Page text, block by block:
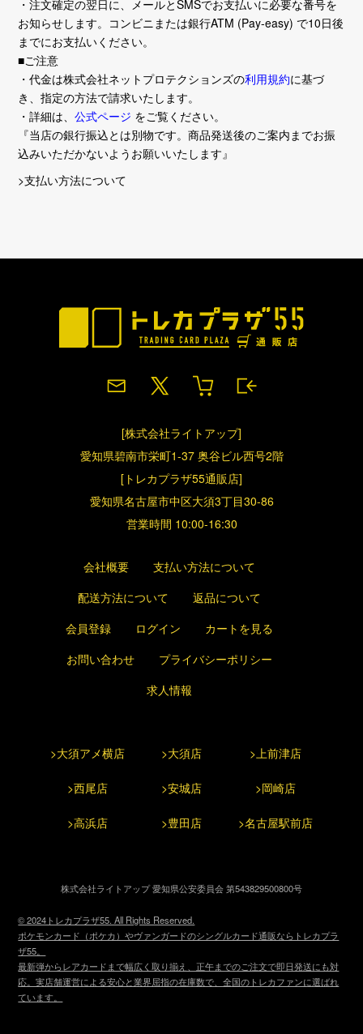
・注文確定の翌日に、メールとSMSでお支払いに必要な番号を
お知らせします。コンビニまたは銀行ATM (Pay-easy) で10日後
までにお支払いください。
■ご注意
・代金は株式会社ネットプロテクションズの利用規約に基づ
き、指定の方法で請求いたします。
・詳細は、公式ページ をご覧ください。
『当店の銀行振込とは別物です。商品発送後のご案内までお振
込みいただかないようお願いいたします』
>支払い方法について
[株式会社ライトアップ]
愛知県碧南市栄町1-37 奥谷ビル西号2階
[トレカプラザ55通販店]
愛知県名古屋市中区大須3丁目30-86
営業時間 10:00-16:30
会社概要
支払い方法について
配送方法について
返品について
会員登録
ログイン
カートを見る
お問い合わせ
プライバシーポリシー
求人情報
>大須アメ横店 >大須店 >上前津店
>西尾店 >安城店 >岡崎店
>高浜店 >豊田店 >名古屋駅前店
株式会社ライトアップ 愛知県公安委員会 第543829500800号
© 2024トレカプラザ55. All Rights Reserved.
ポケモンカード（ポケカ）やヴァンガードのシングルカード通販ならトレカプラ
ザ55。
最新弾からレアカードまで幅広く取り揃え、正午までのご注文で即日発送にも対
応。実店舗運営による安心と業界屈指の在庫数で、全国のトレカファンに選ばれ
ています。